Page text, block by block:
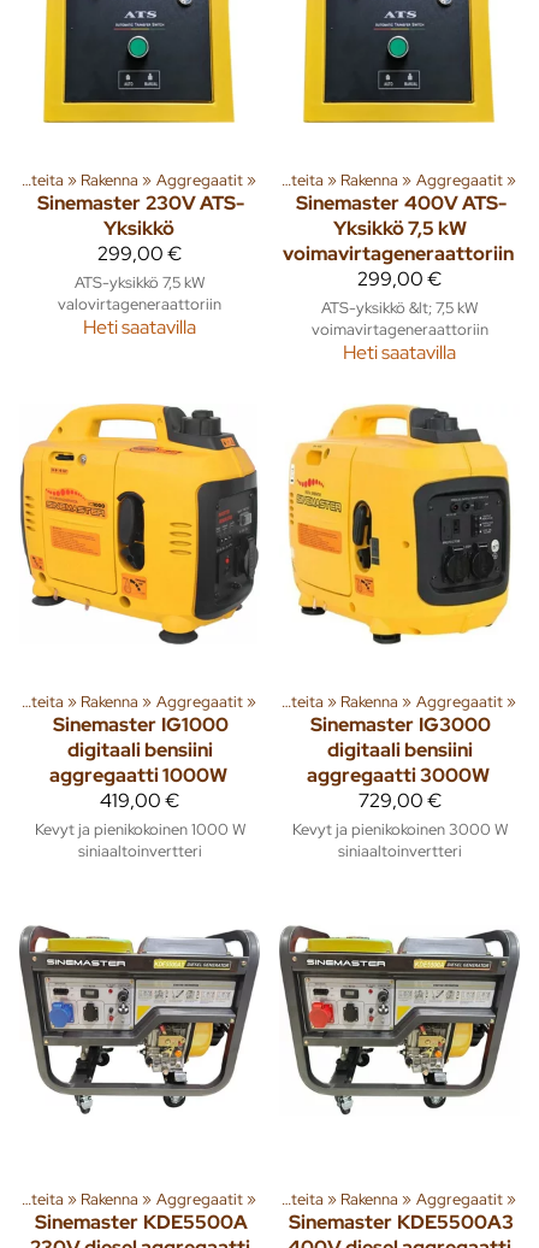
Tuoteryhmiä ja tuotteita ‪» Rakenna ‪» Aggregaatit‪»
Sinemaster230V ATS-
Yksikkö
299,00 €
ATS-yksikkö 7,5 kW
valovirtageneraattoriin
Heti saatavilla
Tuoteryhmiä ja tuotteita ‪» Rakenna ‪» Aggregaatit‪»
Sinemaster 400V ATS-
Yksikkö 7,5 kW
voimavirtageneraattoriin
299,00 €
ATS-yksikkö &lt; 7,5 kW
voimavirtageneraattoriin
Heti saatavilla
Tuoteryhmiä ja tuotteita ‪» Rakenna ‪» Aggregaatit‪»
Sinemaster IG1000
digitaali bensiini
aggregaatti 1000W
419,00 €
Kevyt ja pienikokoinen 1000 W
siniaaltoinvertteri
Tuoteryhmiä ja tuotteita ‪» Rakenna ‪» Aggregaatit‪»
Sinemaster IG3000
digitaali bensiini
aggregaatti 3000W
729,00 €
Kevyt ja pienikokoinen 3000 W
siniaaltoinvertteri
Tuoteryhmiä ja tuotteita ‪» Rakenna ‪» Aggregaatit‪»
Sinemaster KDE5500A
Tuoteryhmiä ja tuotteita ‪» Rakenna ‪» Aggregaatit‪»
Sinemaster KDE5500A3